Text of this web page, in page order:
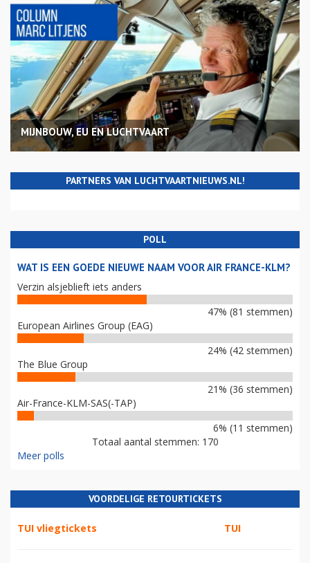
MIJNBOUW, EU EN LUCHTVAART
PARTNERS VAN LUCHTVAARTNIEUWS.NL!
POLL
WAT IS EEN GOEDE NIEUWE NAAM VOOR AIR FRANCE-KLM?
Verzin alsjeblieft iets anders
47% (81 stemmen)
European Airlines Group (EAG)
24% (42 stemmen)
The Blue Group
21% (36 stemmen)
Air-France-KLM-SAS(-TAP)
6% (11 stemmen)
Totaal aantal stemmen: 170
Meer polls
VOORDELIGE RETOURTICKETS
TUI vliegtickets TUI